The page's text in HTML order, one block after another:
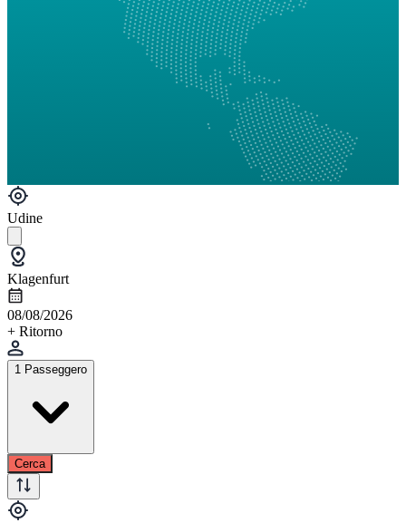
Udine
Klagenfurt
08/08/2026
+ Ritorno
1 Passeggero
Cerca